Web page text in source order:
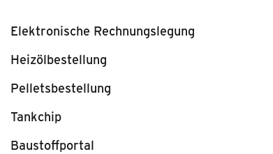
Elektronische Rechnungslegung
Heizölbestellung
Pelletsbestellung
Tankchip
Baustoffportal